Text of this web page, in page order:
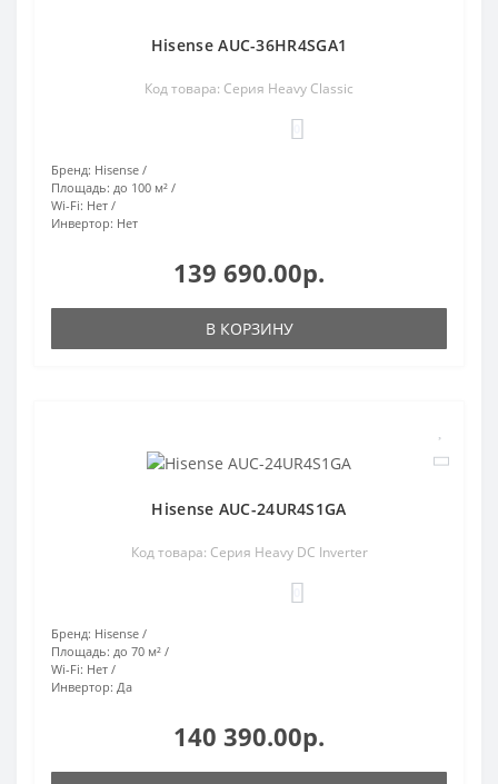
Hisense AUC-36HR4SGA1
Код товара: Серия Heavy Classic
Бренд: Hisense
Площадь: до 100 м²
Wi-Fi: Нет
Инвертор: Нет
139 690.00р.
В КОРЗИНУ
Hisense AUC-24UR4S1GA
Код товара: Серия Heavy DC Inverter
Бренд: Hisense
Площадь: до 70 м²
Wi-Fi: Нет
Инвертор: Да
140 390.00р.